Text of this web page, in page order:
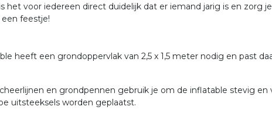
voor iedereen direct duidelijk dat er iemand jarig is en zorg
feestje!
heeft een grondoppervlak van 2,5 x 1,5 meter nodig en past
en grondpennen gebruik je om de inflatable stevig en
uitsteeksels worden geplaatst.